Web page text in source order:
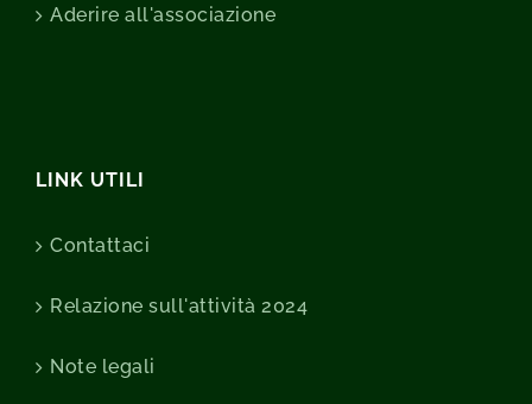
Aderire all'associazione
LINK UTILI
Contattaci
Relazione sull'attività 2024
Note legali